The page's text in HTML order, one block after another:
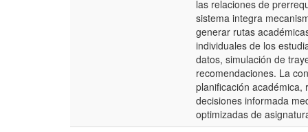
las relaciones de
sistema integra
generar rutas
individuales de los
datos, simulación de
recomendaciones. La
planificación académica,
decisiones informada
optimizadas de